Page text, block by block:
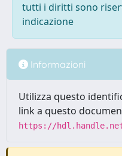
tutti i diritti sono
indicazione
Informazioni
Utilizza questo
link a questo
https://